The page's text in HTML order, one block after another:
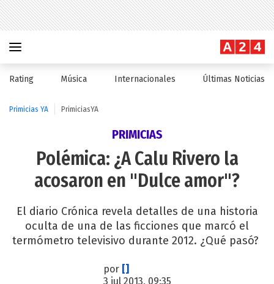
Rating Música Internacionales Últimas Noticias
Primicias YA PrimiciasYA
PRIMICIAS
Polémica: ¿A Calu Rivero la
acosaron en "Dulce amor"?
El diario Crónica revela detalles de una historia
oculta de una de las ficciones que marcó el
termómetro televisivo durante 2012. ¿Qué pasó?
por []
3 jul 2013, 09:35